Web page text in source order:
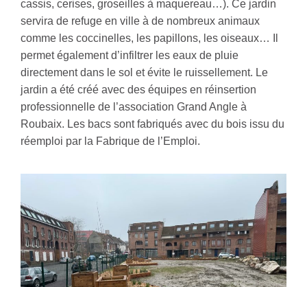
cassis, cerises, groseilles à maquereau…). Ce jardin
servira de refuge en ville à de nombreux animaux
comme les coccinelles, les papillons, les oiseaux… Il
permet également d’infiltrer les eaux de pluie
directement dans le sol et évite le ruissellement. Le
jardin a été créé avec des équipes en réinsertion
professionnelle de l’association Grand Angle à
Roubaix. Les bacs sont fabriqués avec du bois issu du
réemploi par la Fabrique de l’Emploi.